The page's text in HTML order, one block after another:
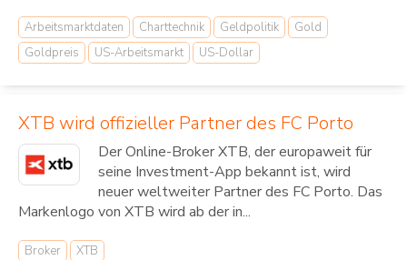
Arbeitsmarktdaten Charttechnik Geldpolitik
Gold
Goldpreis
US-Arbeitsmarkt US-Dollar
XTB wird offizieller Partner des FC Porto
Der Online-Broker XTB, der europaweit für
seine Investment-App bekannt ist, wird
neuer weltweiter Partner des FC Porto. Das
Markenlogo von XTB wird ab der in...
Broker XTB